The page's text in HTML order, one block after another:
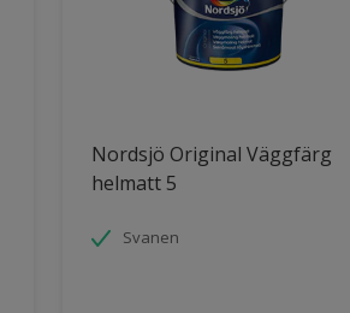
Nordsjö Original Väggfärg
helmatt 5
Svanen